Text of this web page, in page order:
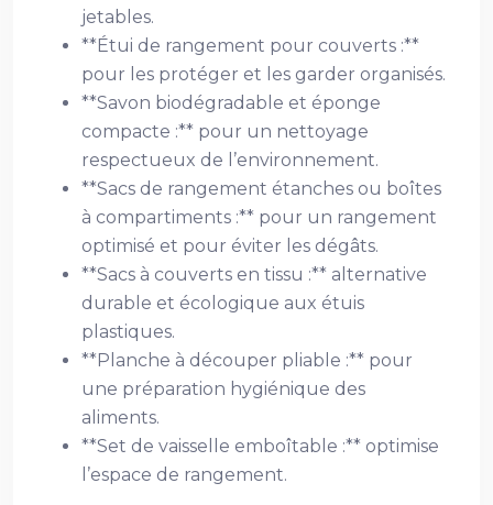
jetables.
**Étui de rangement pour couverts :**
pour les protéger et les garder organisés.
**Savon biodégradable et éponge
compacte :** pour un nettoyage
respectueux de l’environnement.
**Sacs de rangement étanches ou boîtes
à compartiments :** pour un rangement
optimisé et pour éviter les dégâts.
**Sacs à couverts en tissu :** alternative
durable et écologique aux étuis
plastiques.
**Planche à découper pliable :** pour
une préparation hygiénique des
aliments.
**Set de vaisselle emboîtable :** optimise
l’espace de rangement.